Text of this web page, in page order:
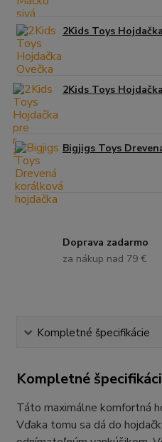
2Kids Toys
2Kids Toys
Bigjigs Toys
Doprava zadarmo
za nákup nad 79 €
Kompletné špecifikácie
Kompletné
Táto maximálne komfortná
Vďaka tomu sa dá do